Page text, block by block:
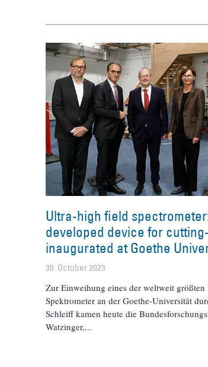
Ultra-high field
developed device for
inaugurated at Goethe
30. October 2023
Zur Einweihung eines der weltweit größten
Spektrometer an der Goethe-Universität
Schleiff kamen heute die
Watzinger,